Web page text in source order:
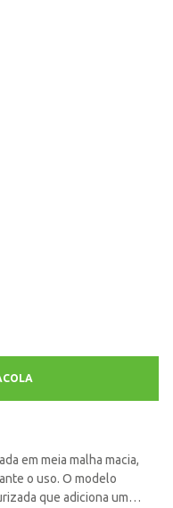
em meia malha macia,
o uso. O modelo
que adiciona um